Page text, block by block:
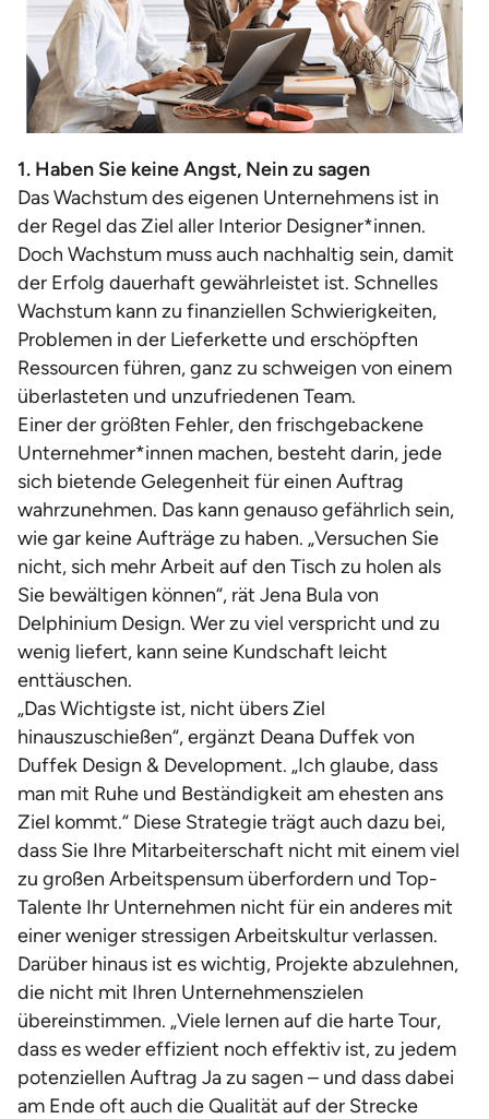
1. Haben Sie keine Angst, Nein zu sagen
Das Wachstum des eigenen Unternehmens ist in
der Regel das Ziel aller Interior Designer*innen.
Doch Wachstum muss auch nachhaltig sein, damit
der Erfolg dauerhaft gewährleistet ist. Schnelles
Wachstum kann zu finanziellen Schwierigkeiten,
Problemen in der Lieferkette und erschöpften
Ressourcen führen, ganz zu schweigen von einem
überlasteten und unzufriedenen Team.
Einer der größten Fehler, den frischgebackene
Unternehmer*innen machen, besteht darin, jede
sich bietende Gelegenheit für einen Auftrag
wahrzunehmen. Das kann genauso gefährlich sein,
wie gar keine Aufträge zu haben. „Versuchen Sie
nicht, sich mehr Arbeit auf den Tisch zu holen als
Sie bewältigen können“, rät Jena Bula von
Delphinium Design. Wer zu viel verspricht und zu
wenig liefert, kann seine Kundschaft leicht
enttäuschen.
„Das Wichtigste ist, nicht übers Ziel
hinauszuschießen“, ergänzt Deana Duffek von
Duffek Design & Development. „Ich glaube, dass
man mit Ruhe und Beständigkeit am ehesten ans
Ziel kommt.“ Diese Strategie trägt auch dazu bei,
dass Sie Ihre Mitarbeiterschaft nicht mit einem viel
zu großen Arbeitspensum überfordern und Top-
Talente Ihr Unternehmen nicht für ein anderes mit
einer weniger stressigen Arbeitskultur verlassen.
Darüber hinaus ist es wichtig, Projekte abzulehnen,
die nicht mit Ihren Unternehmenszielen
übereinstimmen. „Viele lernen auf die harte Tour,
dass es weder effizient noch effektiv ist, zu jedem
potenziellen Auftrag Ja zu sagen – und dass dabei
am Ende oft auch die Qualität auf der Strecke